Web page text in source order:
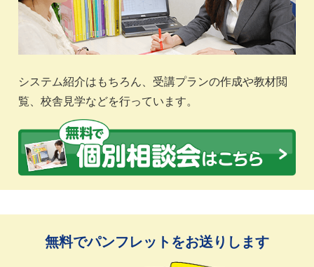
システム紹介はもちろん、受講プランの作成や教材閲
覧、校舎見学などを行っています。
無料でパンフレットをお送りします